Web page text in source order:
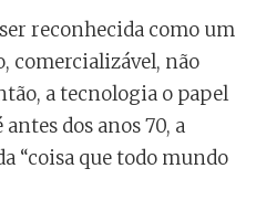
reconhecida como um
comercializável, não
a tecnologia o papel
dos anos 70, a
“coisa que todo mundo